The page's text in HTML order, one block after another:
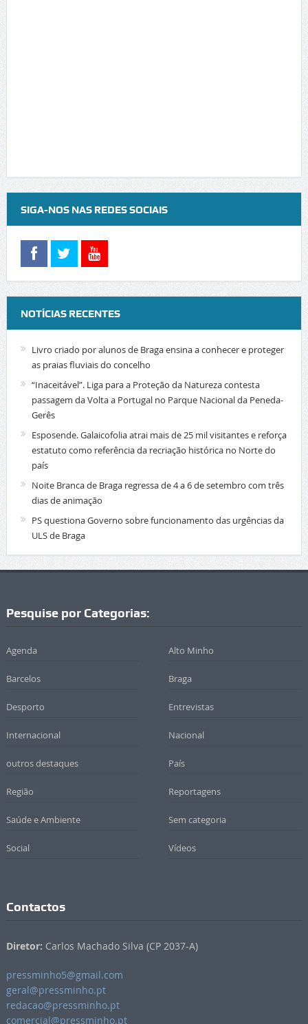
SIGA-NOS NAS REDES SOCIAIS
NOTÍCIAS RECENTES
Livro criado por alunos de Braga ensina a conhecer e proteger
as praias fluviais do concelho
“Inaceitável”. Liga para a Proteção da Natureza contesta
passagem da Volta a Portugal no Parque Nacional da Peneda-
Gerês
Esposende. Galaicofolia atrai mais de 25 mil visitantes e reforça
estatuto como referência da recriação histórica no Norte do
país
Noite Branca de Braga regressa de 4 a 6 de setembro com três
dias de animação
PS questiona Governo sobre funcionamento das urgências da
ULS de Braga
Pesquise por Categorias:
Agenda Alto Minho
Barcelos Braga
Desporto Entrevistas
Internacional Nacional
outros destaques País
Região Reportagens
Saúde e Ambiente Sem categoria
Social Vídeos
Contactos
Diretor: Carlos Machado Silva (CP 2037-A)
pressminho5@gmail.com
geral@pressminho.pt
redacao@pressminho.pt
comercial@pressminho.pt